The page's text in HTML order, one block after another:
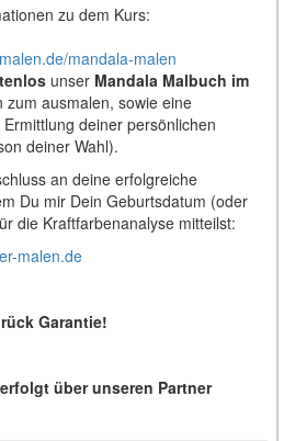
zu dem Kurs:
mandala-malen
unser Mandala Malbuch im
zum ausmalen, sowie eine
deiner persönlichen
deiner Wahl).
an deine erfolgreiche
Du mir Dein Geburtsdatum (oder
die Kraftfarbenanalyse mitteilst:
malen.de
Garantie!
über unseren Partner